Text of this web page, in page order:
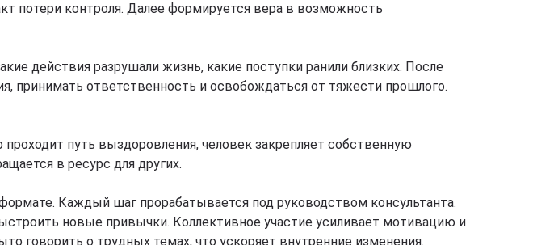
потери контроля. Далее формируется вера в возможность
действия разрушали жизнь, какие поступки ранили близких. После
принимать ответственность и освобождаться от тяжести прошлого.
путь выздоровления, человек закрепляет собственную
в ресурс для других.
Каждый шаг прорабатывается под руководством консультанта.
новые привычки. Коллективное участие усиливает мотивацию и
говорить о трудных темах, что ускоряет внутренние изменения.